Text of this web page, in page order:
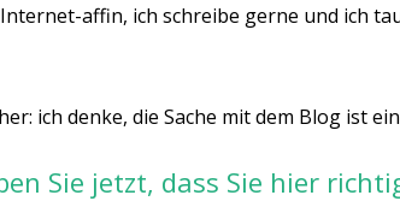
affin, ich schreibe gerne und ich
ich denke, die Sache mit dem Blog ist
Sie jetzt, dass Sie hier